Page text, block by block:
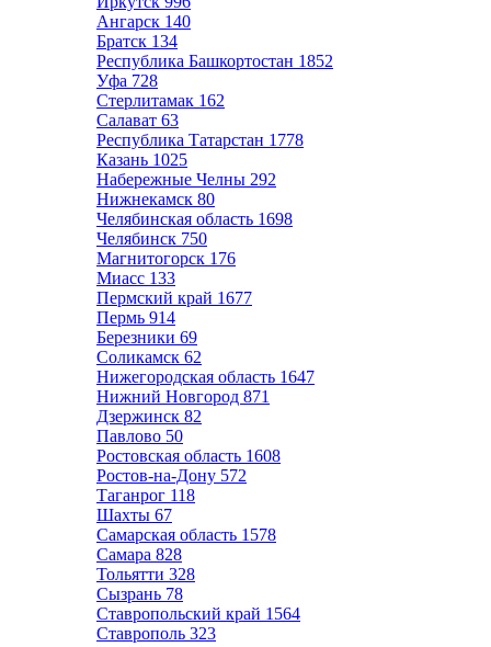
Ангарск 140
Братск 134
Республика Башкортостан 1852
Уфа 728
Стерлитамак 162
Салават 63
Республика Татарстан 1778
Казань 1025
Набережные Челны 292
Нижнекамск 80
Челябинская область 1698
Челябинск 750
Магнитогорск 176
Миасс 133
Пермский край 1677
Пермь 914
Березники 69
Соликамск 62
Нижегородская область 1647
Нижний Новгород 871
Дзержинск 82
Павлово 50
Ростовская область 1608
Ростов-на-Дону 572
Таганрог 118
Шахты 67
Самарская область 1578
Самара 828
Тольятти 328
Сызрань 78
Ставропольский край 1564
Ставрополь 323